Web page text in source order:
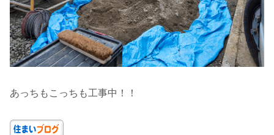
あっちもこっちも工事中！！